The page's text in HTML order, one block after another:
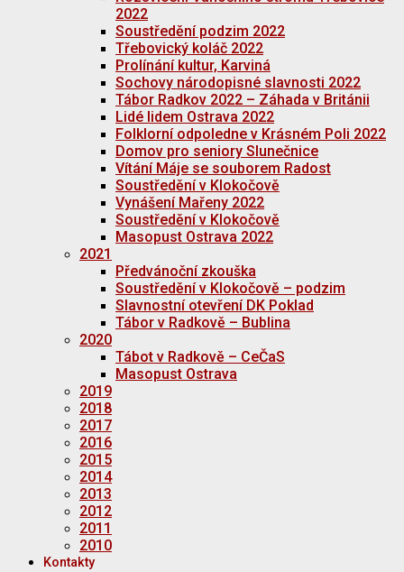
2022
Soustředění podzim 2022
Třebovický koláč 2022
Prolínání kultur, Karviná
Sochovy národopisné slavnosti 2022
Tábor Radkov 2022 – Záhada v Británii
Lidé lidem Ostrava 2022
Folklorní odpoledne v Krásném Poli 2022
Domov pro seniory Slunečnice
Vítání Máje se souborem Radost
Soustředění v Klokočově
Vynášení Mařeny 2022
Soustředění v Klokočově
Masopust Ostrava 2022
2021
Předvánoční zkouška
Soustředění v Klokočově – podzim
Slavnostní otevření DK Poklad
Tábor v Radkově – Bublina
2020
Tábot v Radkově – CeČaS
Masopust Ostrava
2019
2018
2017
2016
2015
2014
2013
2012
2011
2010
Kontakty